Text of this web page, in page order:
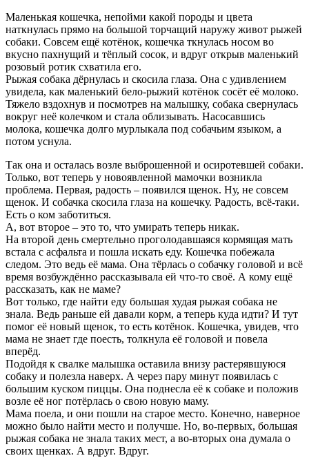
Маленькая кошечка, непойми какой породы и цвета
наткнулась прямо на большой торчащий наружу живот рыжей
собаки. Совсем ещё котёнок, кошечка ткнулась носом во
вкусно пахнущий и тёплый сосок, и вдруг открыв маленький
розовый ротик схватила его.
Рыжая собака дёрнулась и скосила глаза. Она с удивлением
увидела, как маленький бело-рыжий котёнок сосёт её молоко.
Тяжело вздохнув и посмотрев на малышку, собака свернулась
вокруг неё колечком и стала облизывать. Насосавшись
молока, кошечка долго мурлыкала под собачьим языком, а
потом уснула.
Так она и осталась возле выброшенной и осиротевшей собаки.
Только, вот теперь у новоявленной мамочки возникла
проблема. Первая, радость – появился щенок. Ну, не совсем
щенок. И собачка скосила глаза на кошечку. Радость, всё-таки.
Есть о ком заботиться.
А, вот второе – это то, что умирать теперь никак.
На второй день смертельно проголодавшаяся кормящая мать
встала с асфальта и пошла искать еду. Кошечка побежала
следом. Это ведь её мама. Она тёрлась о собачку головой и всё
время возбуждённо рассказывала ей что-то своё. А кому ещё
рассказать, как не маме?
Вот только, где найти еду большая худая рыжая собака не
знала. Ведь раньше ей давали корм, а теперь куда идти? И тут
помог её новый щенок, то есть котёнок. Кошечка, увидев, что
мама не знает где поесть, толкнула её головой и повела
вперёд.
Подойдя к свалке малышка оставила внизу растерявшуюся
собаку и полезла наверх. А через пару минут появилась с
большим куском пиццы. Она поднесла её к собаке и положив
возле её ног потёрлась о свою новую маму.
Мама поела, и они пошли на старое место. Конечно, наверное
можно было найти место и получше. Но, во-первых, большая
рыжая собака не знала таких мест, а во-вторых она думала о
своих щенках. А вдруг. Вдруг.